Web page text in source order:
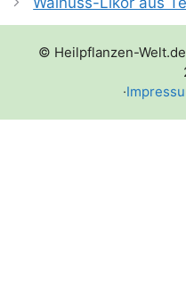
© Heilpflanzen-
·